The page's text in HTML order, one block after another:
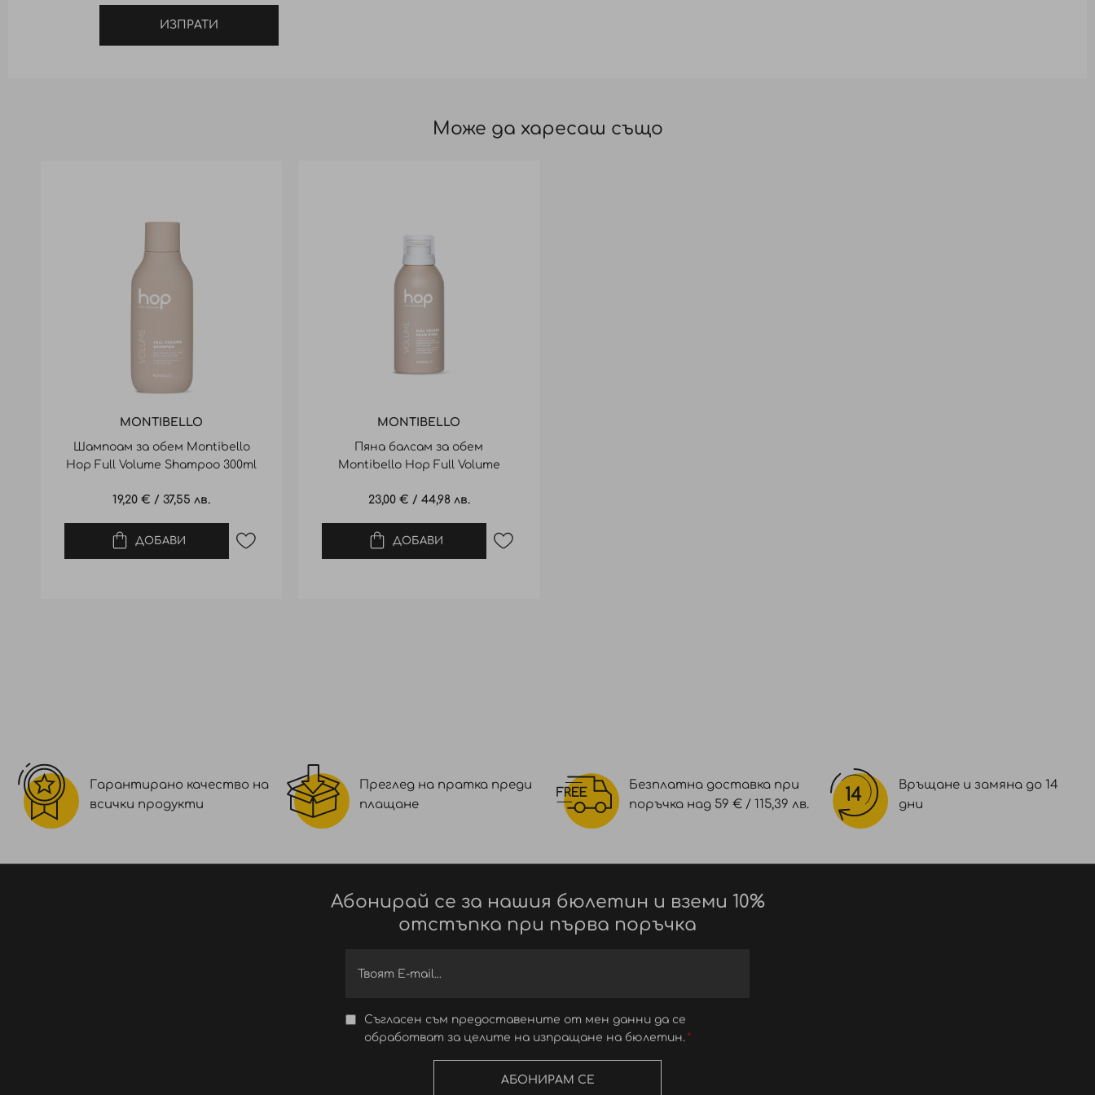
ИЗПРАТИ
Може да харесаш също
MONTIBELLO
Шампоам за обем Montibello
Hop Full Volume Shampoo 300ml
19,20 € / 37,55 лв.
ДОБАВИ
MONTIBELLO
Пяна балсам за обем
Montibello Hop Full Volume
23,00 € / 44,98 лв.
ДОБАВИ
Гарантирано качество на
всички продукти
Преглед на пратка преди
плащане
Безплатна доставка при
поръчка над 59 € / 115,39 лв.
Връщане и замяна до 14
дни
Абонирай се за нашия бюлетин и вземи 10%
отстъпка при първа поръчка
Съгласен съм предоставените от мен данни да се
обработват за целите на изпращане на бюлетин.
АБОНИРАМ СЕ